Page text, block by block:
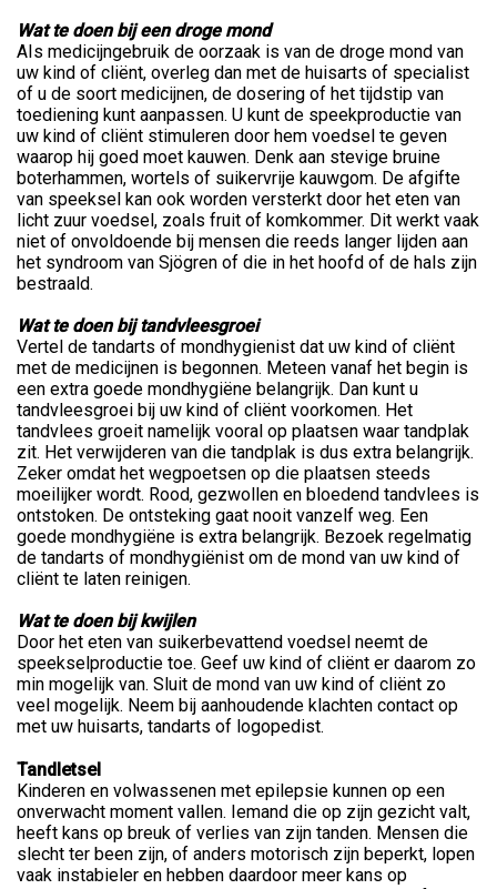
Wat te doen bij een droge mond
AIs medicijngebruik de oorzaak is van de droge mond van
uw kind of cliënt, overleg dan met de huisarts of specialist
of u de soort medicijnen, de dosering of het tijdstip van
toediening kunt aanpassen. U kunt de speekproductie van
uw kind of cliënt stimuleren door hem voedsel te geven
waarop hij goed moet kauwen. Denk aan stevige bruine
boterhammen, wortels of suikervrije kauwgom. De afgifte
van speeksel kan ook worden versterkt door het eten van
licht zuur voedsel, zoals fruit of komkommer. Dit werkt vaak
niet of onvoldoende bij mensen die reeds langer lijden aan
het syndroom van Sjögren of die in het hoofd of de hals zijn
bestraald.
Wat te doen bij tandvleesgroei
Vertel de tandarts of mondhygienist dat uw kind of cliënt
met de medicijnen is begonnen. Meteen vanaf het begin is
een extra goede mondhygiëne belangrijk. Dan kunt u
tandvleesgroei bij uw kind of cliënt voorkomen. Het
tandvlees groeit namelijk vooral op plaatsen waar tandplak
zit. Het verwijderen van die tandplak is dus extra belangrijk.
Zeker omdat het wegpoetsen op die plaatsen steeds
moeilijker wordt. Rood, gezwollen en bloedend tandvlees is
ontstoken. De ontsteking gaat nooit vanzelf weg. Een
goede mondhygiëne is extra belangrijk. Bezoek regelmatig
de tandarts of mondhygiënist om de mond van uw kind of
cliënt te laten reinigen.
Wat te doen bij kwijlen
Door het eten van suikerbevattend voedsel neemt de
speekselproductie toe. Geef uw kind of cliënt er daarom zo
min mogelijk van. Sluit de mond van uw kind of cliënt zo
veel mogelijk. Neem bij aanhoudende klachten contact op
met uw huisarts, tandarts of logopedist.
Tandletsel
Kinderen en volwassenen met epilepsie kunnen op een
onverwacht moment vallen. Iemand die op zijn gezicht valt,
heeft kans op breuk of verlies van zijn tanden. Mensen die
slecht ter been zijn, of anders motorisch zijn beperkt, lopen
vaak instabieler en hebben daardoor meer kans op